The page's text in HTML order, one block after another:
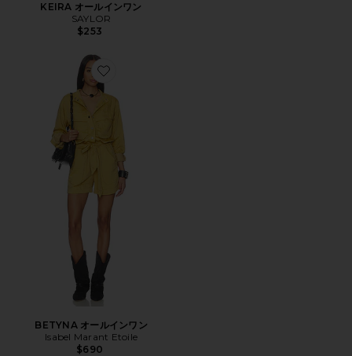
KEIRA オールインワン
SAYLOR
$253
Favorite BETYNA オールインワン
BETYNA オールインワン
Isabel Marant Etoile
$690